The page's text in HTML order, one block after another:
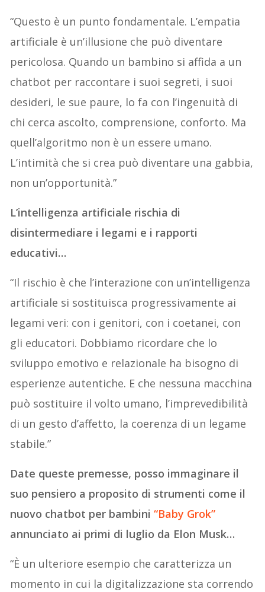
“Questo è un punto fondamentale. L’empatia
artificiale è un’illusione che può diventare
pericolosa. Quando un bambino si affida a un
chatbot per raccontare i suoi segreti, i suoi
desideri, le sue paure, lo fa con l’ingenuità di
chi cerca ascolto, comprensione, conforto. Ma
quell’algoritmo non è un essere umano.
L’intimità che si crea può diventare una gabbia,
non un’opportunità.”
L’intelligenza artificiale rischia di
disintermediare i legami e i rapporti
educativi…
“Il rischio è che l’interazione con un’intelligenza
artificiale si sostituisca progressivamente ai
legami veri: con i genitori, con i coetanei, con
gli educatori. Dobbiamo ricordare che lo
sviluppo emotivo e relazionale ha bisogno di
esperienze autentiche. E che nessuna macchina
può sostituire il volto umano, l’imprevedibilità
di un gesto d’affetto, la coerenza di un legame
stabile.”
Date queste premesse, posso immaginare il
suo pensiero a proposito di strumenti come il
nuovo chatbot per bambini“Baby Grok”
annunciato ai primi di luglio da Elon Musk…
“È un ulteriore esempio che caratterizza un
momento in cui la digitalizzazione sta correndo